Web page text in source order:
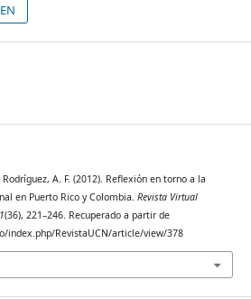
A. F. (2012). Reflexión en torno a la
en Puerto Rico y Colombia. Revista Virtual
1(36), 221–246. Recuperado a partir de
index.php/RevistaUCN/article/view/378